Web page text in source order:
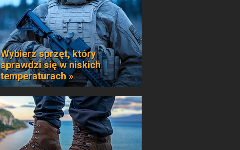
Wybierz sprzęt, który
sprawdzi się w niskich
temperaturach »